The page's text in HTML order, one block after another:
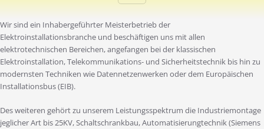
Wir sind ein Inhabergeführter Meisterbetrieb der
Elektroinstallationsbranche und beschäftigen uns mit allen
elektrotechnischen Bereichen, angefangen bei der klassischen
Elektroinstallation, Telekommunikations- und Sicherheitstechnik bis hin zu
modernsten Techniken wie Datennetzenwerken oder dem Europäischen
Installationsbus (EIB).
Des weiteren gehört zu unserem Leistungsspektrum die Industriemontage
jeglicher Art bis 25KV, Schaltschrankbau, Automatisierungtechnik (Siemens